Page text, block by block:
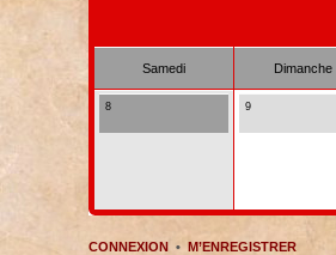
Samedi Dimanche
8 9
CONNEXION• M’ENREGISTRER